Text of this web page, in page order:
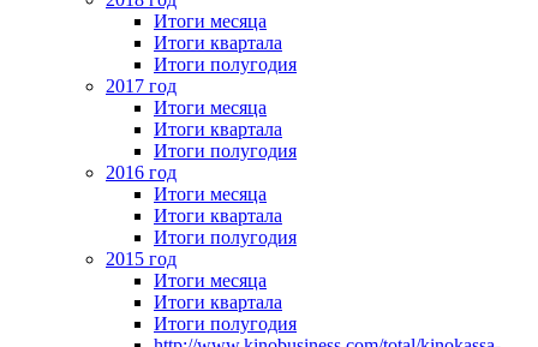
Итоги месяца
Итоги квартала
Итоги полугодия
2017 год
Итоги месяца
Итоги квартала
Итоги полугодия
2016 год
Итоги месяца
Итоги квартала
Итоги полугодия
2015 год
Итоги месяца
Итоги квартала
Итоги полугодия